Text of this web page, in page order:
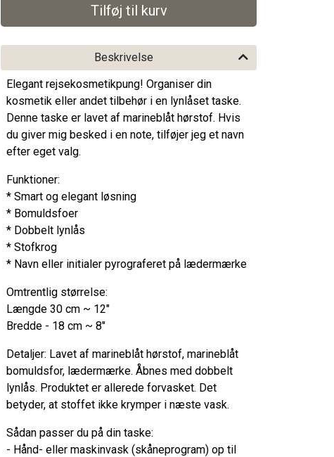
Beskrivelse
Elegant rejsekosmetikpung! Organiser din
kosmetik eller andet tilbehør i en lynlåset taske.
Denne taske er lavet af marineblåt hørstof. Hvis
du giver mig besked i en note, tilføjer jeg et navn
efter eget valg.
Funktioner:
* Smart og elegant løsning
* Bomuldsfoer
* Dobbelt lynlås
* Stofkrog
* Navn eller initialer pyrograferet på lædermærke
Omtrentlig størrelse:
Længde 30 cm ~ 12"
Bredde - 18 cm ~ 8"
Detaljer: Lavet af marineblåt hørstof, marineblåt
bomuldsfor, lædermærke. Åbnes med dobbelt
lynlås. Produktet er allerede forvasket. Det
betyder, at stoffet ikke krymper i næste vask.
Sådan passer du på din taske:
- Hånd- eller maskinvask (skåneprogram) op til